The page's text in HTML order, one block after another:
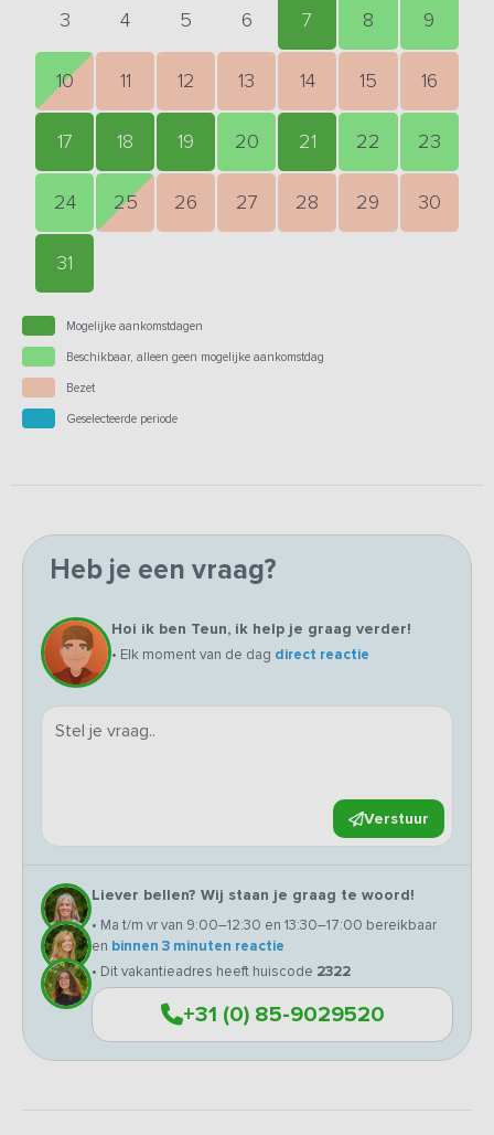
3 4 5 6 7 8 9
10 11 12 13 14 15 16
17 18 19 20 21 22 23
24 25 26 27 28 29 30
31
Mogelijke aankomstdagen
Beschikbaar, alleen geen mogelijke aankomstdag
Bezet
Geselecteerde periode
Heb je een vraag?
Hoi ik ben Teun, ik help je graag verder!
• Elk moment van de dag direct reactie
Verstuur
Liever bellen? Wij staan je graag te woord!
• Ma t/m vr van 9:00–12:30 en 13:30–17:00 bereikbaar
en binnen 3 minuten reactie
• Dit vakantieadres heeft huiscode 2322
+31 (0) 85-9029520